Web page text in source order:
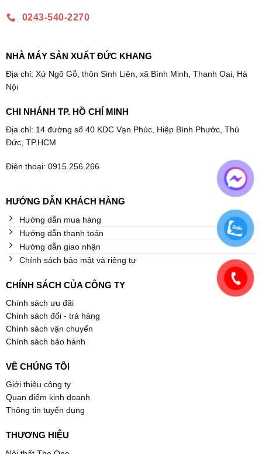
0243-540-2270
NHÀ MÁY SẢN XUẤT ĐỨC KHANG
Địa chỉ: Xứ Ngõ Gỗ, thôn Sinh Liên, xã Bình Minh, Thanh Oai, Hà
Nội
CHI NHÁNH TP. HỒ CHÍ MINH
Địa chỉ: 14 đường số 40 KDC Vạn Phúc, Hiệp Bình Phước, Thủ
Đức, TP.HCM
Điện thoại: 0915.256.266
HƯỚNG DẪN KHÁCH HÀNG
Hướng dẫn mua hàng
Hướng dẫn thanh toán
Hướng dẫn giao nhận
Chính sách bảo mật và riêng tư
CHÍNH SÁCH CỦA CÔNG TY
Chính sách ưu đãi
Chính sách đổi - trả hàng
Chính sách vận chuyển
Chính sách bảo hành
VỀ CHÚNG TÔI
Giới thiệu công ty
Quan điểm kinh doanh
Thông tin tuyển dụng
THƯƠNG HIỆU